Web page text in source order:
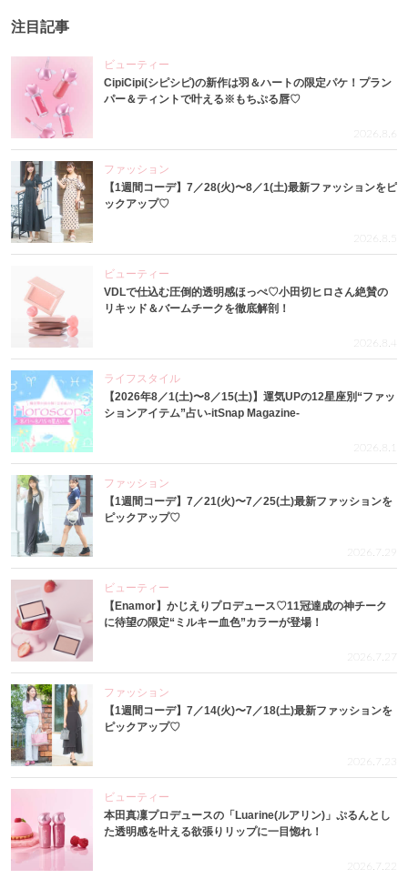
注目記事
ビューティー
CipiCipi(シピシピ)の新作は羽＆ハートの限定パケ！プラン
パー＆ティントで叶える※もちぷる唇♡
2026.8.6
ファッション
【1週間コーデ】7／28(火)〜8／1(土)最新ファッションをピ
ックアップ♡
2026.8.5
ビューティー
VDLで仕込む圧倒的透明感ほっぺ♡小田切ヒロさん絶賛の
リキッド＆バームチークを徹底解剖！
2026.8.4
ライフスタイル
【2026年8／1(土)〜8／15(土)】運気UPの12星座別“ファッ
ションアイテム”占い-itSnap Magazine-
2026.8.1
ファッション
【1週間コーデ】7／21(火)〜7／25(土)最新ファッションを
ピックアップ♡
2026.7.29
ビューティー
【Enamor】かじえりプロデュース♡11冠達成の神チーク
に待望の限定“ミルキー血色”カラーが登場！
2026.7.27
ファッション
【1週間コーデ】7／14(火)〜7／18(土)最新ファッションを
ピックアップ♡
2026.7.23
ビューティー
本田真凜プロデュースの「Luarine(ルアリン)」ぷるんとし
た透明感を叶える欲張りリップに一目惚れ！
2026.7.22